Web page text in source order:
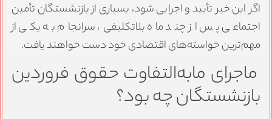
اگر این خبر تأیید و اجرایی شود، بسیاری از بازنشستگان تأمین
اجتماعی پس از چند ماه بلاتکلیفی، سرانجام به یکی از
مهم‌ترین خواسته‌های اقتصادی خود دست خواهند یافت.
ماجرای مابه‌التفاوت حقوق فروردین
بازنشستگان چه بود؟